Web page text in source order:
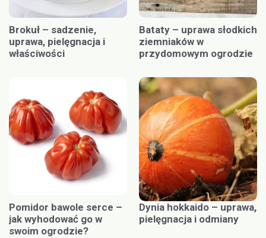
Brokuł – sadzenie,
uprawa, pielęgnacja i
właściwości
Bataty – uprawa słodkich
ziemniaków w
przydomowym ogrodzie
Pomidor bawole serce –
jak wyhodować go w
swoim ogrodzie?
Dynia hokkaido – uprawa,
pielęgnacja i odmiany